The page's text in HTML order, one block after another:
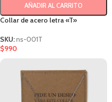
AÑADIR AL CARRITO
Collar de acero letra «T»
SKU:ns-001T
$990